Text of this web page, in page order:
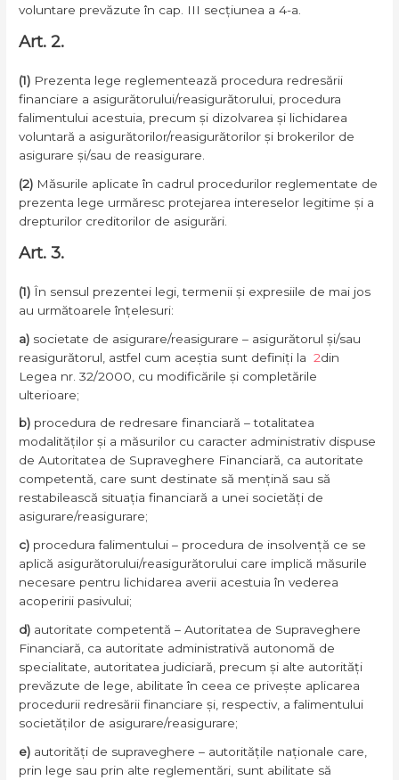
voluntare prevăzute în cap. III secțiunea a 4-a.
Art. 2.
(1) Prezenta lege reglementează procedura redresării
financiare a asigurătorului/reasigurătorului, procedura
falimentului acestuia, precum și dizolvarea și lichidarea
voluntară a asigurătorilor/reasigurătorilor și brokerilor de
asigurare și/sau de reasigurare.
(2) Măsurile aplicate în cadrul procedurilor reglementate de
prezenta lege urmăresc protejarea intereselor legitime și a
drepturilor creditorilor de asigurări.
Art. 3.
(1) În sensul prezentei legi, termenii și expresiile de mai jos
au următoarele înțelesuri:
a) societate de asigurare/reasigurare – asigurătorul și/sau
reasigurătorul, astfel cum aceștia sunt definiți la 2din
Legea nr. 32/2000, cu modificările și completările
ulterioare;
b) procedura de redresare financiară – totalitatea
modalităților și a măsurilor cu caracter administrativ dispuse
de Autoritatea de Supraveghere Financiară, ca autoritate
competentă, care sunt destinate să mențină sau să
restabilească situația financiară a unei societăți de
asigurare/reasigurare;
c) procedura falimentului – procedura de insolvență ce se
aplică asigurătorului/reasigurătorului care implică măsurile
necesare pentru lichidarea averii acestuia în vederea
acoperirii pasivului;
d) autoritate competentă – Autoritatea de Supraveghere
Financiară, ca autoritate administrativă autonomă de
specialitate, autoritatea judiciară, precum și alte autorități
prevăzute de lege, abilitate în ceea ce privește aplicarea
procedurii redresării financiare și, respectiv, a falimentului
societăților de asigurare/reasigurare;
e) autorități de supraveghere – autoritățile naționale care,
prin lege sau prin alte reglementări, sunt abilitate să